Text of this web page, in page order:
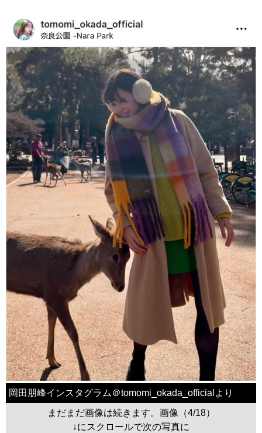
岡田朋峰インスタグラム＠tomomi_okada_officialより
まだまだ画像は続きます。画像（4/18）
↓にスクロールで次の写真に